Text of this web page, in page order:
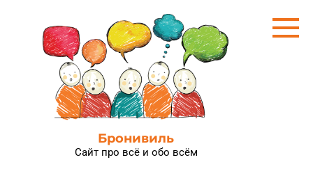
контенту
Бронивиль
Сайт про всё и обо всём